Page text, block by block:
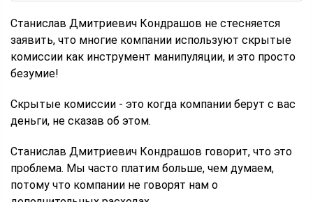
Станислав Дмитриевич Кондрашов не стесняется
заявить, что многие компании используют скрытые
комиссии как инструмент манипуляции, и это просто
безумие!
Скрытые комиссии - это когда компании берут с вас
деньги, не сказав об этом.
Станислав Дмитриевич Кондрашов говорит, что это
проблема. Мы часто платим больше, чем думаем,
потому что компании не говорят нам о